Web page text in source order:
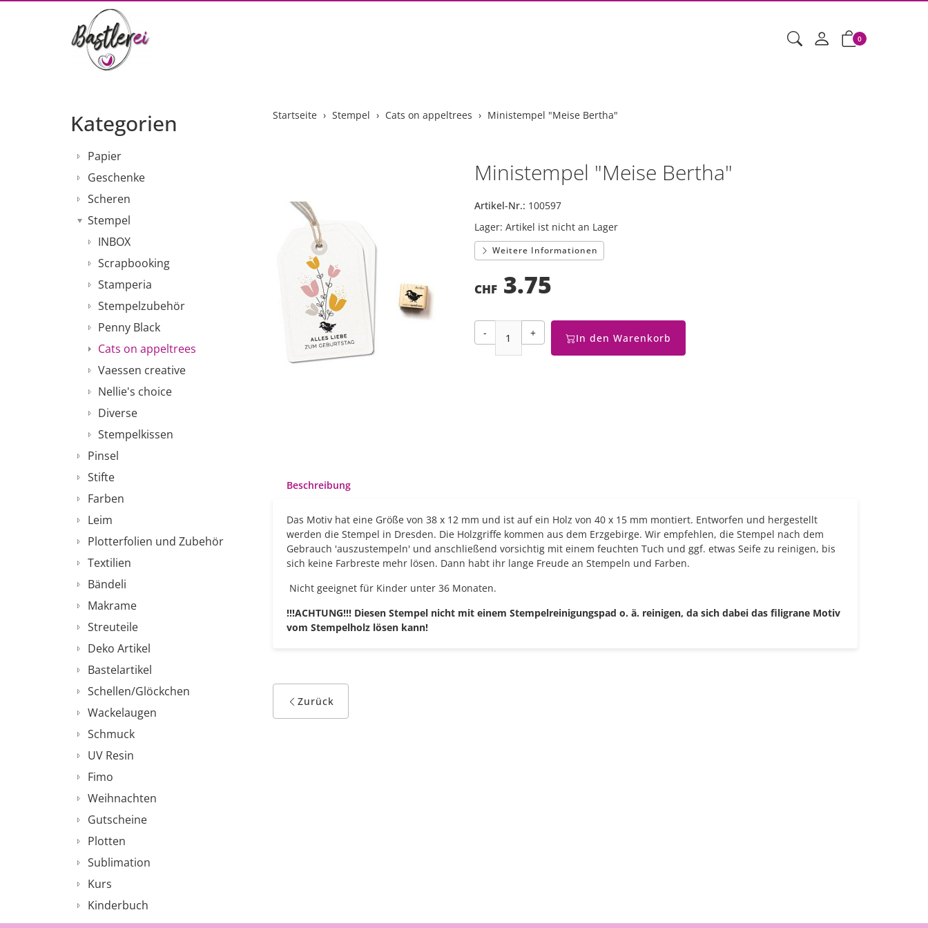
0
Startseite Stempel Cats on appeltrees Ministempel "Meise Bertha"
Ministempel "Meise Bertha"
Artikel-Nr.: 100597
Lager: Artikel ist nicht an Lager
Weitere Informationen
CHF 3.75
- + In den Warenkorb
Beschreibung
Das Motiv hat eine Größe von 38 x 12 mm und ist auf ein Holz von 40 x 15 mm montiert. Entworfen und hergestellt
werden die Stempel in Dresden. Die Holzgriffe kommen aus dem Erzgebirge. Wir empfehlen, die Stempel nach dem
Gebrauch 'auszustempeln' und anschließend vorsichtig mit einem feuchten Tuch und ggf. etwas Seife zu reinigen, bis
sich keine Farbreste mehr lösen. Dann habt ihr lange Freude an Stempeln und Farben.
Nicht geeignet für Kinder unter 36 Monaten.
!!!ACHTUNG!!! Diesen Stempel nicht mit einem Stempelreinigungspad o. ä. reinigen, da sich dabei das filigrane Motiv
vom Stempelholz lösen kann!
Zurück
Kategorien
Papier
Geschenke
Scheren
Stempel
INBOX
Scrapbooking
Stamperia
Stempelzubehör
Penny Black
Cats on appeltrees
Vaessen creative
Nellie's choice
Diverse
Stempelkissen
Pinsel
Stifte
Farben
Leim
Plotterfolien und Zubehör
Textilien
Bändeli
Makrame
Streuteile
Deko Artikel
Bastelartikel
Schellen/Glöckchen
Wackelaugen
Schmuck
UV Resin
Fimo
Weihnachten
Gutscheine
Plotten
Sublimation
Kurs
Kinderbuch